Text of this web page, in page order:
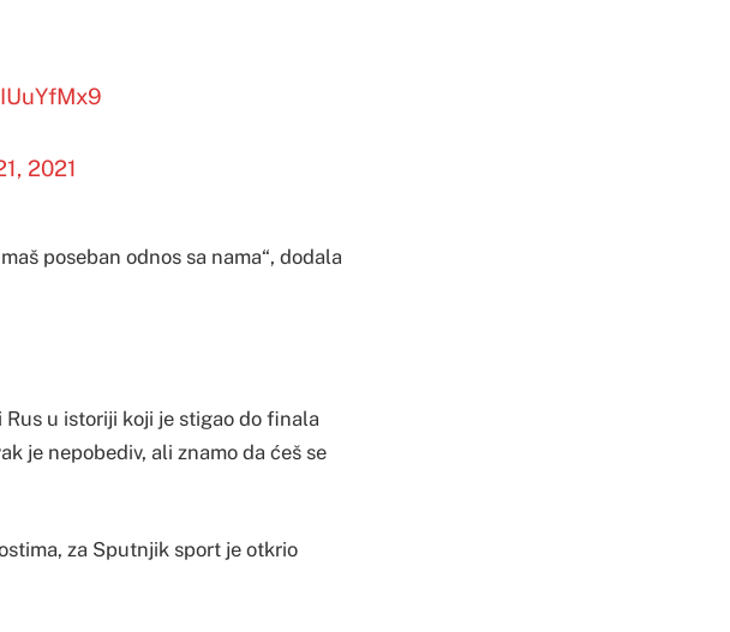
2021
poseban odnos sa nama“, dodala
u istoriji koji je stigao do finala
je nepobediv, ali znamo da ćeš se
za Sputnjik sport je otkrio